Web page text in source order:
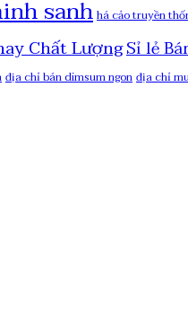
sanhhá cảo truyền
Chất LượngSỉ lẻ
địa chỉ bán dimsum ngonđịa chỉ